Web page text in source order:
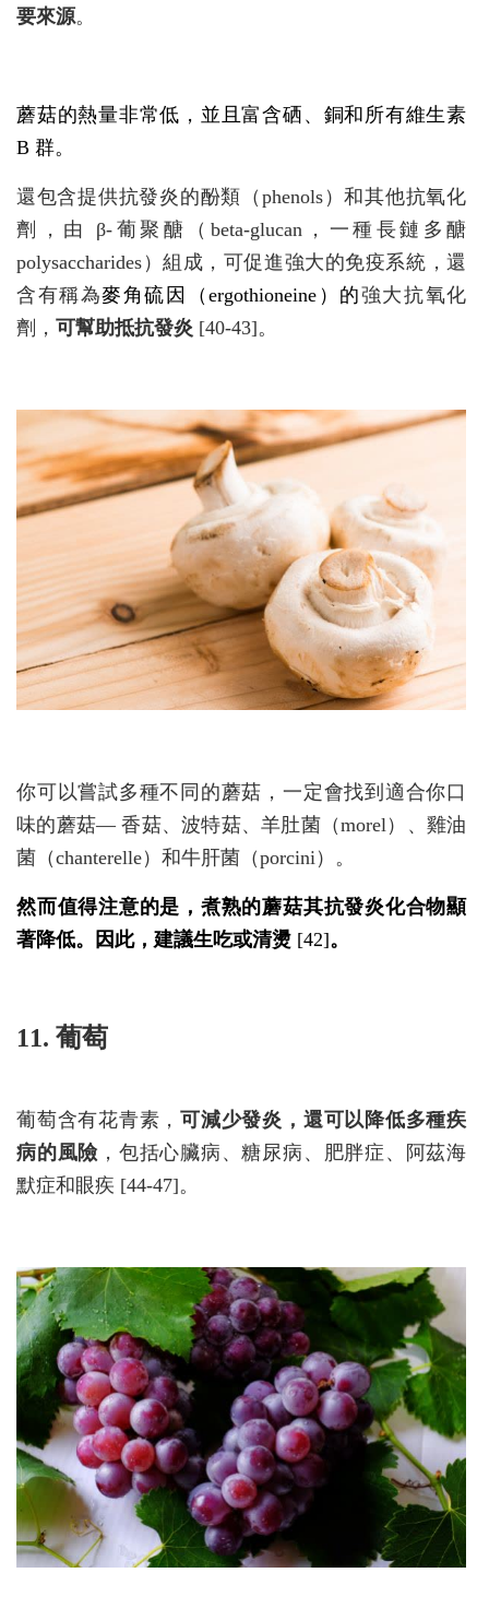
要來源。
蘑菇的熱量非常低，並且富含硒、銅和所有維生素
B 群。
還包含提供抗發炎的酚類（phenols）和其他抗氧化
劑，由 β-葡聚醣（beta-glucan，一種長鏈多醣
polysaccharides）組成，可促進強大的免疫系統，還
含有稱為麥角硫因（ergothioneine）的強大抗氧化
劑， 可幫助抵抗發炎 [40-43]。
你可以嘗試多種不同的蘑菇，一定會找到適合你口
味的蘑菇— 香菇、波特菇、羊肚菌（morel）、雞油
菌（chanterelle）和牛肝菌（porcini）。
然而值得注意的是，煮熟的蘑菇其抗發炎化合物顯
著降低。因此，建議生吃或清燙 [42]。
11. 葡萄
葡萄含有花青素，可減少發炎，還可以降低多種疾
病的風險 ，包括心臟病、糖尿病、肥胖症、阿茲海
默症和眼疾 [44-47]。